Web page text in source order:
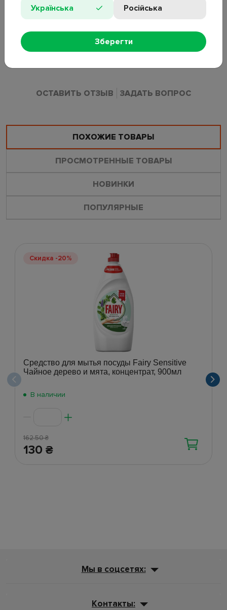
Аромат: лимон;
Назначение: для всех видов посуды;
Состав: 5–15% анионные ПАВ, менее 5% неионогенные ПАВ,
ОСТАВИТЬ ОТЗЫВ ЗАДАТЬ ВОПРОС
ПОХОЖИЕ ТОВАРЫ
ПРОСМОТРЕННЫЕ ТОВАРЫ
НОВИНКИ
ПОПУЛЯРНЫЕ
Скидка -20%
Средство для мытья посуды Fairy Sensitive
Чайное дерево и мята, концентрат, 900мл
В наличии
162.50₴
130 ₴
Українська Російська
Зберегти
Мы в соцсетях:
Контакты: